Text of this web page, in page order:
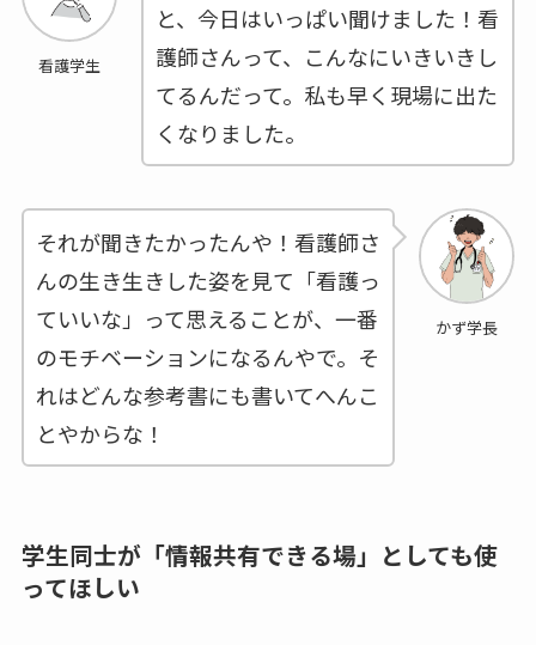
看護学生
と、今日はいっぱい聞けました！看
護師さんって、こんなにいきいきし
てるんだって。私も早く現場に出た
くなりました。
かず学長
それが聞きたかったんや！看護師さ
んの生き生きした姿を見て「看護っ
ていいな」って思えることが、一番
のモチベーションになるんやで。そ
れはどんな参考書にも書いてへんこ
とやからな！
学生同士が「情報共有できる場」としても使
ってほしい